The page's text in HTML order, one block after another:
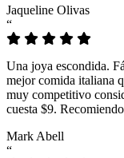
Jaqueline Olivas
“
Una joya escondida.
mejor comida italiana
muy competitivo
cuesta $9.
Mark Abell
“